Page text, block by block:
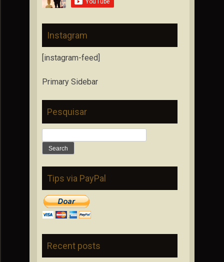
Instagram
[instagram-feed]
Primary Sidebar
Pesquisar
for:
Tips via PayPal
Recent posts